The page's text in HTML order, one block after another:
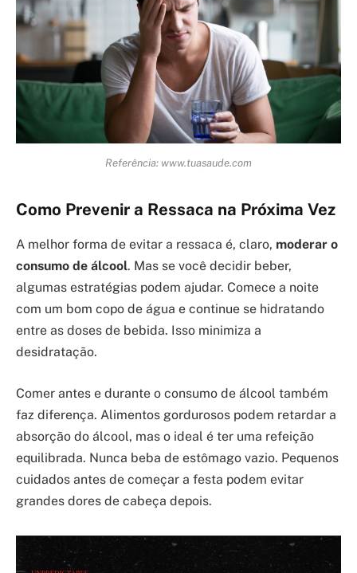
Referência: www.tuasaude.com
Como Prevenir a Ressaca na Próxima Vez
A melhor forma de evitar a ressaca é, claro, moderar o
consumo de álcool. Mas se você decidir beber,
algumas estratégias podem ajudar. Comece a noite
com um bom copo de água e continue se hidratando
entre as doses de bebida. Isso minimiza a
desidratação.
Comer antes e durante o consumo de álcool também
faz diferença. Alimentos gordurosos podem retardar a
absorção do álcool, mas o ideal é ter uma refeição
equilibrada. Nunca beba de estômago vazio. Pequenos
cuidados antes de começar a festa podem evitar
grandes dores de cabeça depois.